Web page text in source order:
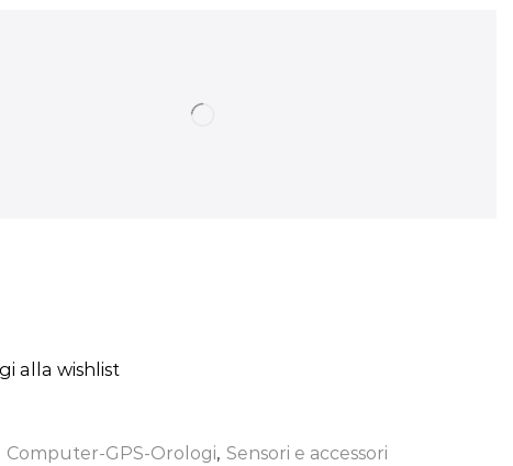
alla wishlist
Computer-GPS-Orologi, Sensori e accessori